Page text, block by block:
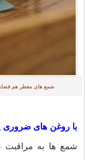
شمع های معطر هم فضای
با روغن های
شمع ها به مراقبت